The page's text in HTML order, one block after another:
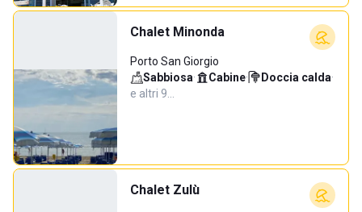
Chalet Minonda
Porto San Giorgio
Sabbiosa· Cabine· Doccia calda·
e altri 9…
Chalet Zulù